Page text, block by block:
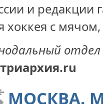
и редакции
хоккея с
МОСКВА.